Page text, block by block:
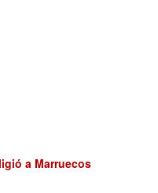
a Marruecos